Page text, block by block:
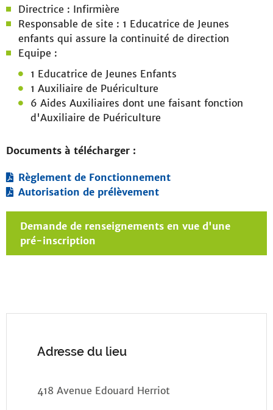
Directrice : Infirmière
Responsable de site : 1 Educatrice de Jeunes
enfants qui assure la continuité de direction
Equipe :
1 Educatrice de Jeunes Enfants
1 Auxiliaire de Puériculture
6 Aides Auxiliaires dont une faisant fonction
d'Auxiliaire de Puériculture
Documents à télécharger :
Règlement de Fonctionnement
Autorisation de prélèvement
Demande de renseignements en vue d'une
pré-inscription
Adresse du lieu
418 Avenue Edouard Herriot